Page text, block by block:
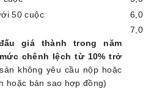
50 cuộc
6,0
7 ,0
giá thành trong năm
chênh lệch từ 10% trở
không yêu cầu nộp hoặc
hoặc bản sao hợp đồng)